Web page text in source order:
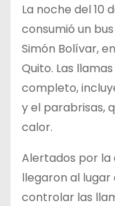
La noche del 10
consumió un
Simón Bolívar,
Quito. Las
completo,
y el parabrisas,
calor.
Alertados por la
llegaron al lugar
controlar las